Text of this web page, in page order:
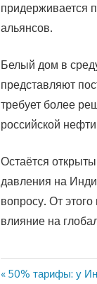
придерживается
альянсов.
Белый дом в
представляют
требует более
российской
Остаётся
давления на
вопросу. От
влияние на
Предыдущая
50% тарифы: у